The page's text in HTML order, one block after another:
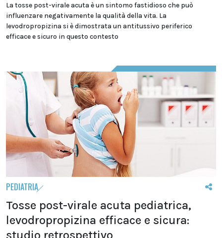
La tosse post-virale acuta è un sintomo fastidioso che può
influenzare negativamente la qualità della vita. La
levodropropizina si è dimostrata un antitussivo periferico
efficace e sicuro in questo contesto
PEDIATRIA
Tosse post-virale acuta pediatrica,
levodropropizina efficace e sicura:
studio retrospettivo